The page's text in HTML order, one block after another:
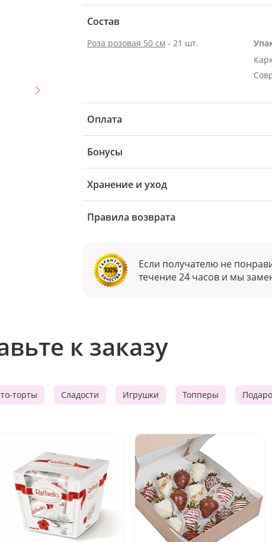
Состав
Роза розовая 50 см - 21 шт.
Оплата
Бонусы
Хранение и уход
Правила возврата
Если получателю не
течение 24 часов и мы
к заказу
торты Сладости Игрушки Топперы